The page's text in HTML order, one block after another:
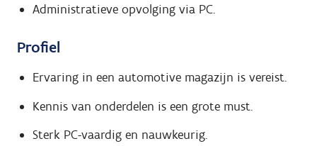
Administratieve opvolging via PC.
Profiel
Ervaring in een automotive magazijn is vereist.
Kennis van onderdelen is een grote must.
Sterk PC-vaardig en nauwkeurig.